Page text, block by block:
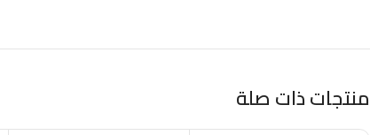
منتجات ذات صلة